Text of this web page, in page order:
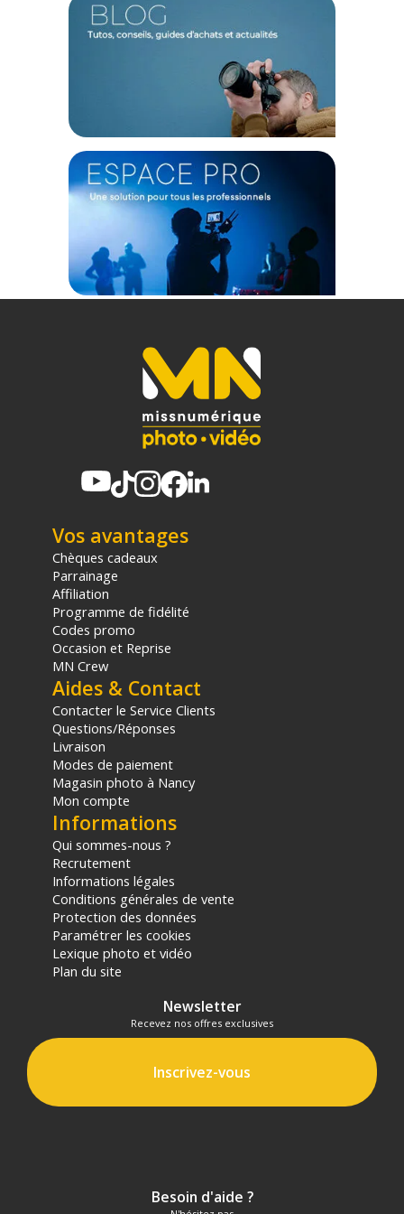
(3) Nombre de points Fidélité estimés, hors remises au panier, basé
sur le prix TTC en €, les points seront effectivement calculés dans le
Vos avantages
Chèques cadeaux
Parrainage
Affiliation
Programme de fidélité
Codes promo
Occasion et Reprise
MN Crew
Aides & Contact
Contacter le Service Clients
Questions/Réponses
Livraison
Modes de paiement
Magasin photo à Nancy
Mon compte
Informations
Qui sommes-nous ?
Recrutement
Informations légales
Conditions générales de vente
Protection des données
Paramétrer les cookies
Lexique photo et vidéo
Plan du site
Newsletter
Recevez nos offres exclusives
Inscrivez-vous
Besoin d'aide ?